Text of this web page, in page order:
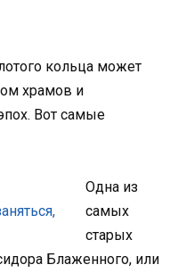
кольца может
храмов и
Вот самые
Одна из
самых
старых
Блаженного, или